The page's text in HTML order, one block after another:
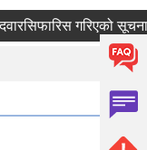
गरिएको सूचना।